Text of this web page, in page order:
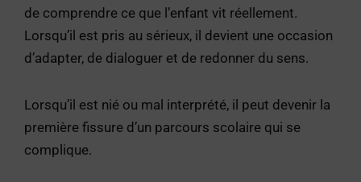
de comprendre ce que l’enfant vit réellement.
Lorsqu’il est pris au sérieux, il devient une occasion
d’adapter, de dialoguer et de redonner du sens.
Lorsqu’il est nié ou mal interprété, il peut devenir la
première fissure d’un parcours scolaire qui se
complique.